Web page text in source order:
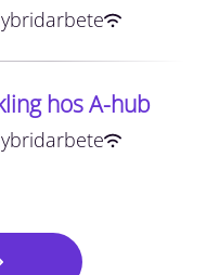
hos A-hub